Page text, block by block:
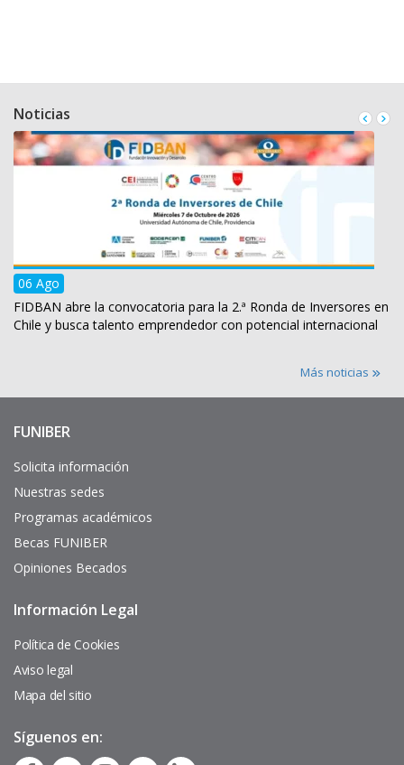
Noticias
06 Ago
FIDBAN abre la convocatoria para la 2.ª Ronda de Inversores en
Chile y busca talento emprendedor con potencial internacional
Más noticias
Enlaces
interés
FUNIBER
Solicita información
Nuestras sedes
Programas académicos
Becas FUNIBER
Opiniones Becados
Pie
página
Información Legal
Política de Cookies
Aviso legal
Mapa del sitio
Síguenos en: